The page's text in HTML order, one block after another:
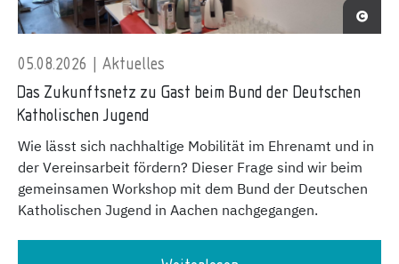
05.08.2026 | Aktuelles
Das Zukunftsnetz zu Gast beim Bund der Deutschen
Katholischen Jugend
Wie lässt sich nachhaltige Mobilität im Ehrenamt und in
der Vereinsarbeit fördern? Dieser Frage sind wir beim
gemeinsamen Workshop mit dem Bund der Deutschen
Katholischen Jugend in Aachen nachgegangen.